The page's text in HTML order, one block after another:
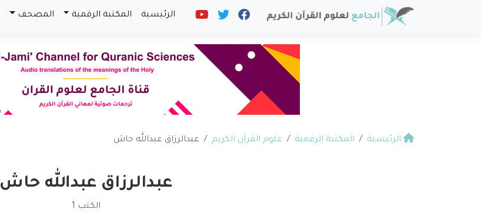
الرئيسية المكتبة الرقمية المصحف
الرئيسية المكتبة الرقمية علوم القرآن الكريم عبدالرزاق عبدالله حاش
عبدالرزاق عبدالله حاش
الكتب 1